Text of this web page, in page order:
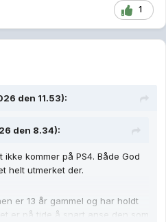
1
den 11.53):
den 8.34):
kommer på PS4. Både God
helt utmerket der.
er 13 år gammel og har holdt
er på tide å snart anse den som